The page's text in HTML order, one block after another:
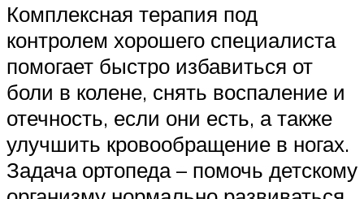
Комплексная терапия под
контролем хорошего специалиста
помогает быстро избавиться от
боли в колене, снять воспаление и
отечность, если они есть, а также
улучшить кровообращение в ногах.
Задача ортопеда – помочь детскому